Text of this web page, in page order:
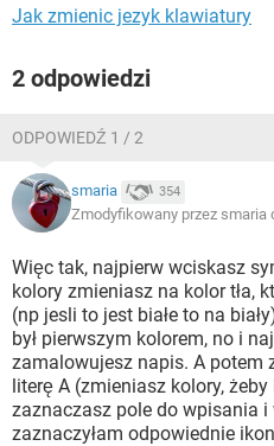
Jak zmienic jezyk klawiatury
2 odpowiedzi
ODPOWIEDŹ 1 / 2
smaria 354
Zmodyfikowany przez smaria
Więc tak, najpierw wciskasz
kolory zmieniasz na kolor tła,
(np jesli to jest białe to na
był pierwszym kolorem, no i
zamalowujesz napis. A potem
literę A (zmieniasz kolory,
zaznaczasz pole do wpisania
zaznaczyłam odpowiednie